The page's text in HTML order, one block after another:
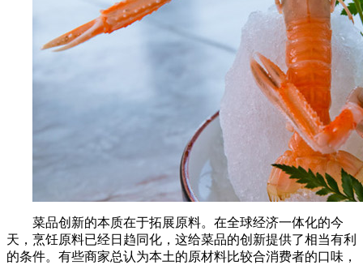
菜品创新的本质在于拓展原料。在全球经济一体化的今
天，烹饪原料已经日趋同化，这给菜品的创新提供了相当有利
的条件。有些商家总认为本土的原材料比较合消费者的口味，